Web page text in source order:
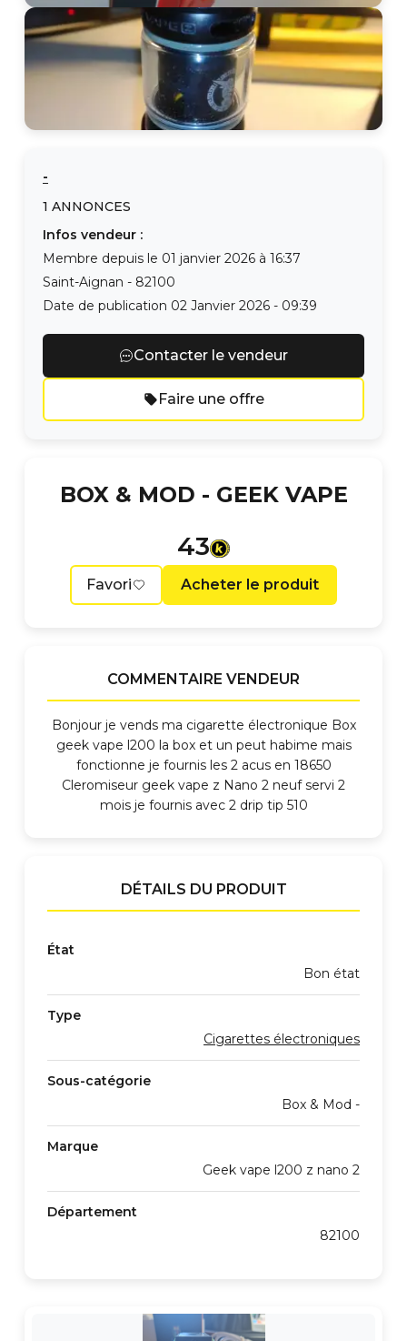
-
1 ANNONCES
Infos vendeur :
Membre depuis le 01 janvier 2026 à 16:37
Saint-Aignan - 82100
Date de publication 02 Janvier 2026 - 09:39
Contacter le vendeur
Faire une offre
BOX & MOD - GEEK VAPE
43
Favori Acheter le produit
COMMENTAIRE VENDEUR
Bonjour je vends ma cigarette électronique Box
geek vape l200 la box et un peut habime mais
fonctionne je fournis les 2 acus en 18650
Cleromiseur geek vape z Nano 2 neuf servi 2
mois je fournis avec 2 drip tip 510
DÉTAILS DU PRODUIT
État
Bon état
Type
Cigarettes électroniques
Sous-catégorie
Box & Mod -
Marque
Geek vape l200 z nano 2
Département
82100